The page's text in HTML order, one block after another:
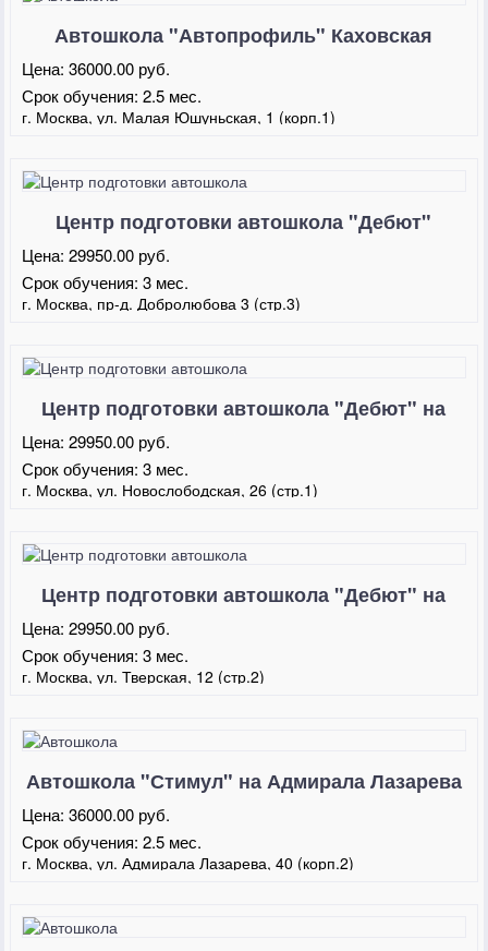
Автошкола "Автопрофиль" Каховская
Цена:36000.00 руб.
Срок обучения:2.5 мес.
г. Москва, ул. Малая Юшуньская, 1 (корп.1)
Центр подготовки автошкола "Дебют"
Цена:29950.00 руб.
Срок обучения:3 мес.
г. Москва, пр-д. Добролюбова 3 (стр.3)
Центр подготовки автошкола "Дебют" на
Новослободской
Цена:29950.00 руб.
Срок обучения:3 мес.
г. Москва, ул. Новослободская, 26 (стр.1)
Центр подготовки автошкола "Дебют" на
Цена:29950.00 руб.
Срок обучения:3 мес.
г. Москва, ул. Тверская, 12 (стр.2)
Автошкола "Стимул" на Адмирала Лазарева
Цена:36000.00 руб.
Срок обучения:2.5 мес.
г. Москва, ул. Адмирала Лазарева, 40 (корп.2)